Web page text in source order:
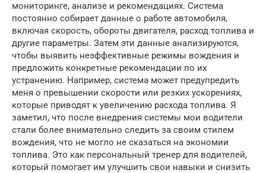
мониторинге, анализе и рекомендациях. Система
постоянно собирает данные о работе автомобиля,
включая скорость, обороты двигателя, расход топлива и
другие параметры. Затем эти данные анализируются,
чтобы выявить неэффективные режимы вождения и
предложить конкретные рекомендации по их
устранению. Например, система может предупредить
меня о превышении скорости или резких ускорениях,
которые приводят к увеличению расхода топлива. Я
заметил, что после внедрения системы мои водители
стали более внимательно следить за своим стилем
вождения, что не могло не сказаться на экономии
топлива. Это как персональный тренер для водителей,
который помогает им улучшить свои навыки и снизить